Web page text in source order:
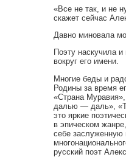
«Все не так, и не
скажет сейчас
Давно миновала
Поэту наскучила и
вокруг его имени.
Многие беды и
Родины за время
«Страна
далью — даль»,
это яркие
в эпическом
себе заслуженную
русский поэт